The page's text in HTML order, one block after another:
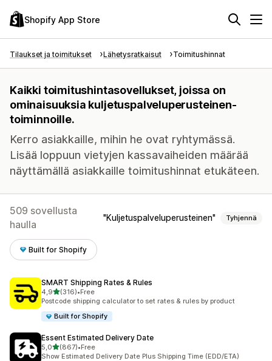
Shopify App Store
Tilaukset ja toimitukset Lähetysratkaisut Toimitushinnat
Kaikki toimitushintasovellukset, joissa on
ominaisuuksia kuljetuspalveluperusteinen-
toiminnoille.
Kerro asiakkaille, mihin he ovat ryhtymässä.
Lisää loppuun vietyjen kassavaiheiden määrää
näyttämällä asiakkaille toimitushinnat etukäteen.
509 sovellusta
haulla
Kuljetuspalveluperusteinen Tyhjennä
Built for Shopify
SMART Shipping Rates & Rules
4,9/ 5 tähteä
(316)
316 arvostelua yhteensä
•Free
Postcode shipping calculator to set rates & rules by product
Built for Shopify
Essent Estimated Delivery Date
5,0/ 5 tähteä
(867)
867 arvostelua yhteensä
•Free
Show Estimated Delivery Date Plus Shipping Time (EDD/ETA)